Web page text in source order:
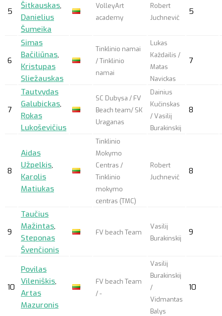
5
Šitkauskas,
Danielius
Šumeika
VolleyArt
academy
Robert
Juchnevič
5
6
Simas
Bačiliūnas,
Kristupas
Sliežauskas
Tinklinio namai
/ Tinklinio
namai
Lukas
Každailis /
Matas
Navickas
7
7
Tautvydas
Galubickas,
Rokas
Lukoševičius
SC Dubysa / FV
Beach team/ SK
Uraganas
Dainius
Kučinskas
/ Vasilij
Burakinskij
8
8
Aidas
Užpelkis,
Karolis
Matiukas
Tinklinio
Mokymo
Centras /
Tinklinio
mokymo
centras (TMC)
Robert
Juchnevič
8
9
Taučius
Mažintas,
Steponas
Švenčionis
FV beach Team
Vasilij
Burakinskij
9
10
Povilas
Vileniškis,
Artas
Mazuronis
FV beach Team
/ -
Vasilij
Burakinskij
/
Vidmantas
Balys
10